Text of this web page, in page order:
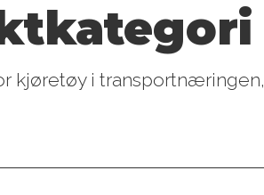
kjøretøy i transportnæringen,